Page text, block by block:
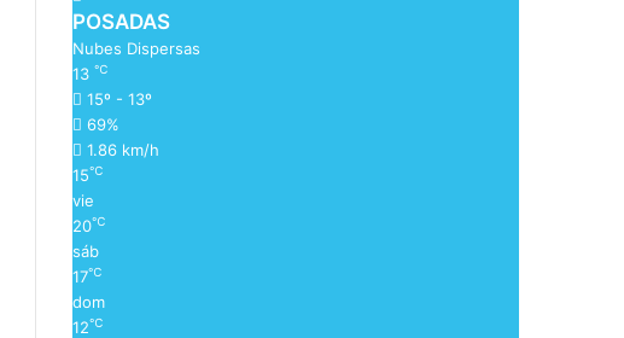
POSADAS
Nubes Dispersas
13 ℃
15º - 13º
69%
1.86 km/h
15℃
vie
20℃
sáb
17℃
dom
12℃